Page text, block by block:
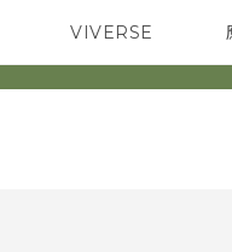
智能手機
VIVERSE